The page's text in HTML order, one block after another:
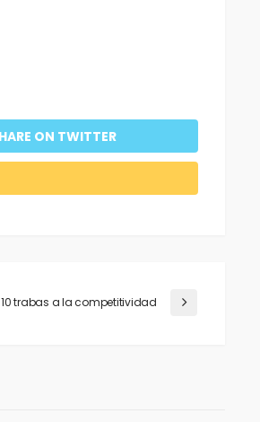
ON TWITTER
10 trabas a la competitividad